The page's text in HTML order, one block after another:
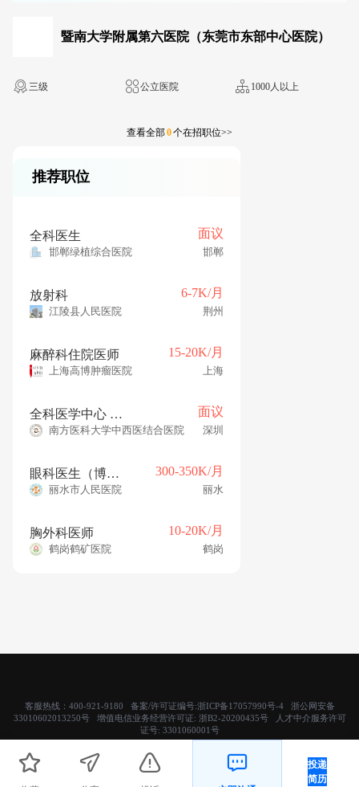
暨南大学附属第六医院（东莞市东部中心医院）
三级 公立医院 1000人以上
查看全部0个在招职位>>
推荐职位
全科医生 面议
邯郸绿植综合医院 邯郸
放射科 6-7K/月
江陵县人民医院 荆州
麻醉科住院医师 15-20K/月
上海高博肿瘤医院 上海
全科医学中心 (健康管理科)全科医师 (眼科方向) 面议
南方医科大学中西医结合医院 深圳
眼科医生（博士 年薪30w） 300-350K/月
丽水市人民医院 丽水
胸外科医师 10-20K/月
鹤岗鹤矿医院 鹤岗
投递
简历
客服热线：400-921-9180 备案/许可证编号:浙ICP备17057990号-4浙公网安备
33010602013250号 增值电信业务经营许可证: 浙B2-20200435号人才中介服务许可
证号: 3301060001号
Copyright © 2019 杭州禾邦科技有限公司- 医直聘. 医疗人才招聘网 版权所有